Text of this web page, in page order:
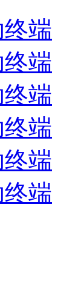
端
端
端
端
端
端